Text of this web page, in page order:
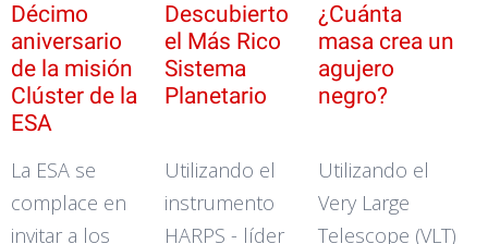
Décimo
aniversario
de la misión
Clúster de la
ESA
Descubierto
el Más Rico
Sistema
Planetario
¿Cuánta
masa crea un
agujero
negro?
La ESA se
complace en
invitar a los
Utilizando el
instrumento
HARPS - líder
Utilizando el
Very Large
Telescope (VLT)